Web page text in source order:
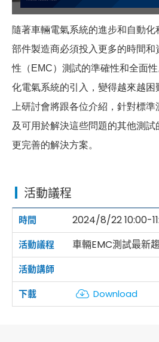
隨著車輛電氣系統的進步和自動
部件製造商必須投入更多的時間和
性（EMC）測試的準確性和全面
化電氣系統的引入，變得越來越困
上研討會將跟各位介紹，針對標準
及可用於解決這些問題的其他測
更完善的解決方案。
活動議程
2024/8/22 10:00-
車輛EMC測試最新
Download